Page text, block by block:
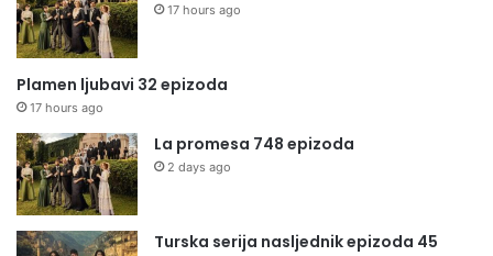
17 hours ago
Plamen ljubavi 32 epizoda
17 hours ago
La promesa 748 epizoda
2 days ago
Turska serija nasljednik epizoda 45